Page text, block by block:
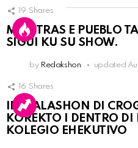
19 Shares
MIENTRAS E PUEBLO
SIGUI KU SU SHOW.
by Redakshon updated
16 Shares
INSTALASHON DI
KOREKTO I DENTRO DI
KOLEGIO EHEKUTIVO